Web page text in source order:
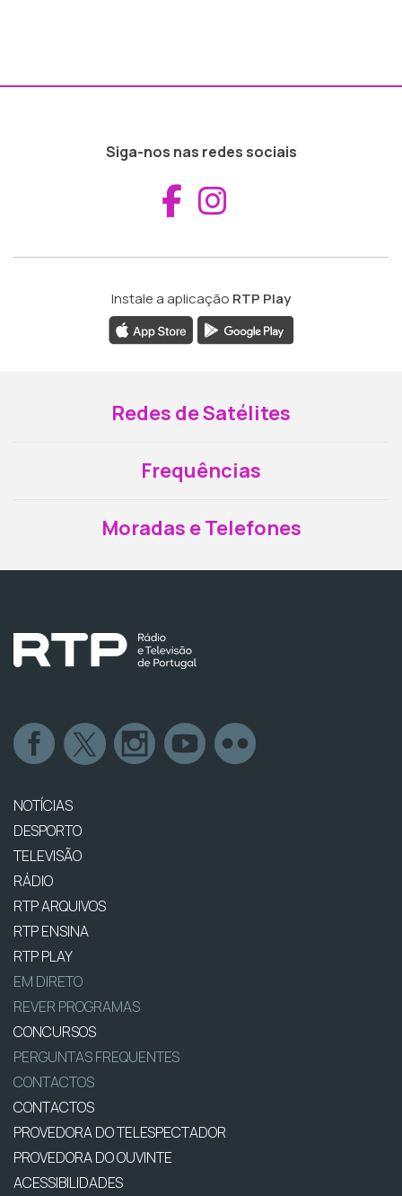
Siga-nos nas redes sociais
Aceder ao
Instale a aplicação RTP Play
Redes de Satélites
Frequências
Moradas e Telefones
NOTÍCIAS
DESPORTO
TELEVISÃO
RÁDIO
RTP ARQUIVOS
RTP ENSINA
RTP PLAY
EM DIRETO
REVER PROGRAMAS
CONCURSOS
PERGUNTAS FREQUENTES
CONTACTOS
CONTACTOS
PROVEDORA DO TELESPECTADOR
PROVEDORA DO OUVINTE
ACESSIBILIDADES